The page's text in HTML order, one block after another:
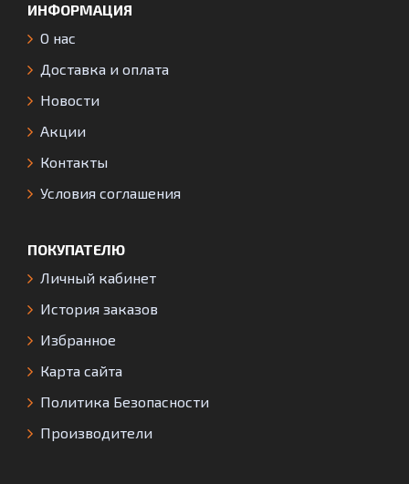
ИНФОРМАЦИЯ
О нас
Доставка и оплата
Новости
Акции
Контакты
Условия соглашения
ПОКУПАТЕЛЮ
Личный кабинет
История заказов
Избранное
Карта сайта
Политика Безопасности
Производители